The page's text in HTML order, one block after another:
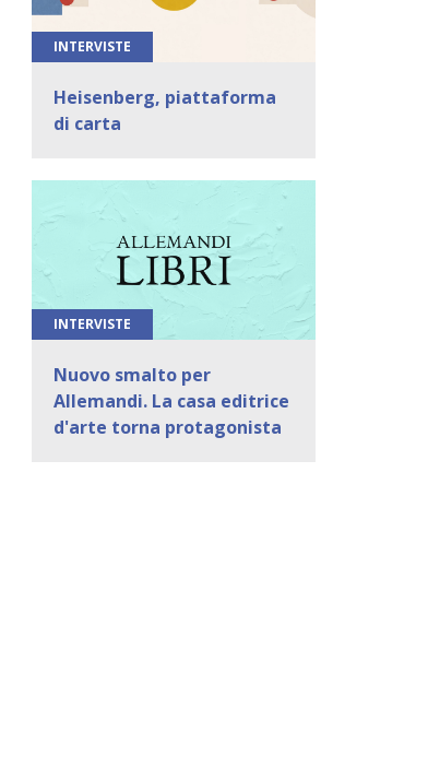
INTERVISTE
Heisenberg, piattaforma
di carta
INTERVISTE
Nuovo smalto per
Allemandi. La casa editrice
d'arte torna protagonista